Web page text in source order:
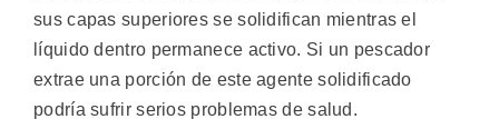
sus capas superiores se solidifican mientras el
líquido dentro permanece activo. Si un pescador
extrae una porción de este agente solidificado
podría sufrir serios problemas de salud.